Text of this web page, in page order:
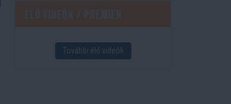
További élő videók